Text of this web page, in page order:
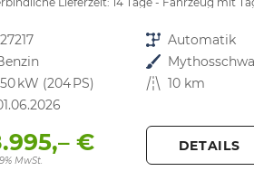
Getriebe Automatik
Außenfarbe
kW (204 PS) Kilometerstand 10 km
€
MwSt.
DETAILS